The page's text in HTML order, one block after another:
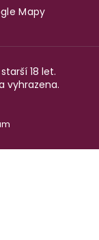
Mapy
18 let.
vyhrazena.